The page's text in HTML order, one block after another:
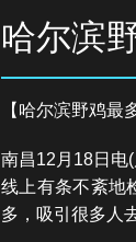
哈尔滨
【哈尔滨野鸡最
南昌12月18日电
线上有条不紊地
多，吸引很多人